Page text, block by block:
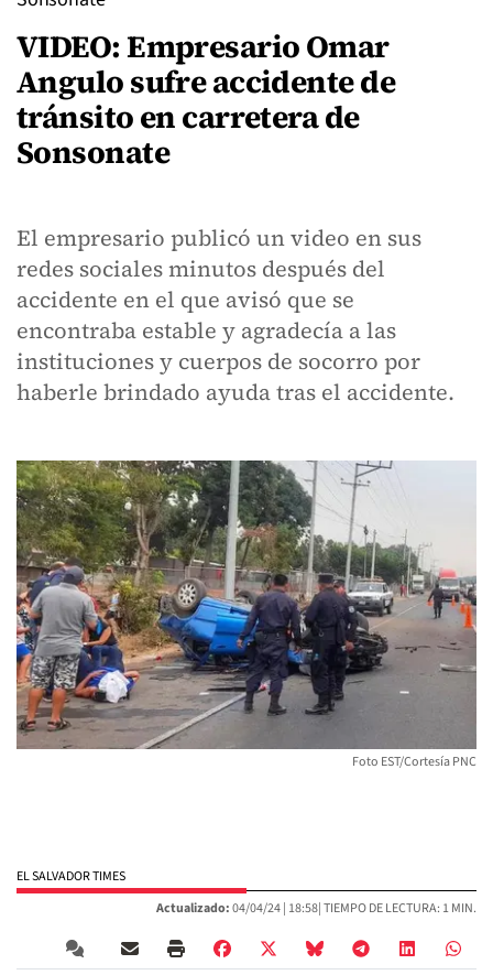
VIDEO: Empresario Omar
Angulo sufre accidente de
tránsito en carretera de
Sonsonate
El empresario publicó un video en sus
redes sociales minutos después del
accidente en el que avisó que se
encontraba estable y agradecía a las
instituciones y cuerpos de socorro por
haberle brindado ayuda tras el accidente.
Foto EST/Cortesía PNC
EL SALVADOR TIMES
Actualizado:04/04/24 | 18:58| TIEMPO DE LECTURA: 1 MIN.